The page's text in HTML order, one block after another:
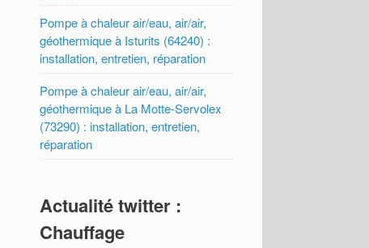
Pompe à chaleur air/eau, air/air,
géothermique à Isturits (64240) :
installation, entretien, réparation
Pompe à chaleur air/eau, air/air,
géothermique à La Motte-Servolex
(73290) : installation, entretien,
réparation
Actualité twitter :
Chauffage